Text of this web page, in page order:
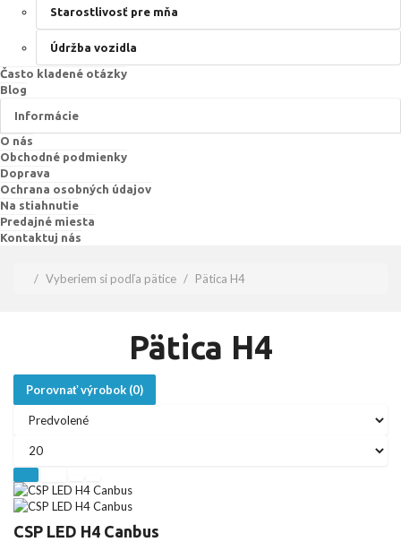
Starostlivosť pre mňa
Údržba vozidla
Často kladené otázky
Blog
Informácie
O nás
Obchodné podmienky
Doprava
Ochrana osobných údajov
Na stiahnutie
Predajné miesta
Kontaktuj nás
Vyberiem si podľa pätice Pätica H4
Pätica H4
Porovnať výrobok (0)
CSP LED H4 Canbus